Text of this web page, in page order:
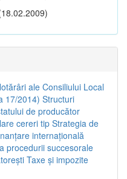
ale Consiliului Local
17/2014) Structuri
de producător
cereri tipStrategia de
internaţională
procedurii succesorale
Taxe şi impozite